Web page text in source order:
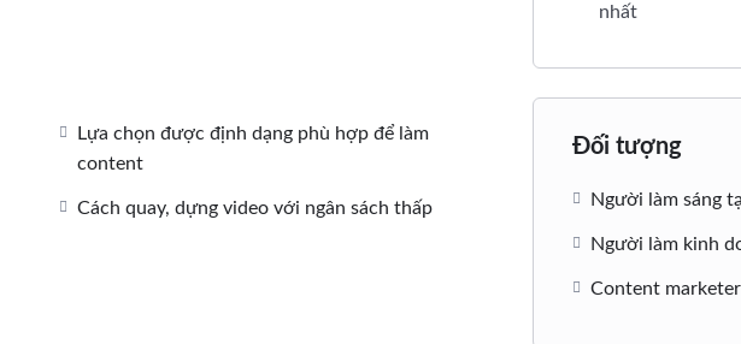
2000 lượt chia sẻ
sẻ
không cần phải bỏ một khoản ngân sách thật LỚN,
Lựa chọn được định dạng phù hợp để làm
content
Cách quay, dựng video với ngân sách thấp
nhất
Đối tượng
Người làm sáng
Người làm kinh
Content marketer